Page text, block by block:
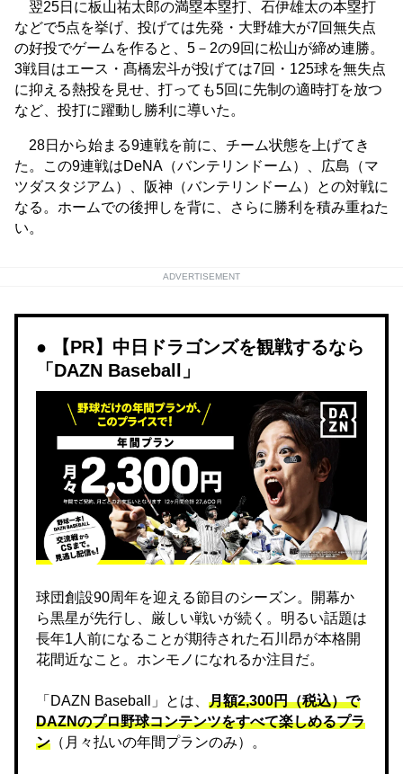
翌25日に板山祐太郎の満塁本塁打、石伊雄太の本塁打
などで5点を挙げ、投げては先発・大野雄大が7回無失点
の好投でゲームを作ると、5－2の9回に松山が締め連勝。
3戦目はエース・髙橋宏斗が投げては7回・125球を無失点
に抑える熱投を見せ、打っても5回に先制の適時打を放つ
など、投打に躍動し勝利に導いた。
28日から始まる9連戦を前に、チーム状態を上げてき
た。この9連戦はDeNA（バンテリンドーム）、広島（マ
ツダスタジアム）、阪神（バンテリンドーム）との対戦に
なる。ホームでの後押しを背に、さらに勝利を積み重ねた
い。
ADVERTISEMENT
【PR】中日ドラゴンズを観戦するなら
「DAZN Baseball」
球団創設90周年を迎える節目のシーズン。開幕か
ら黒星が先行し、厳しい戦いが続く。明るい話題は
長年1人前になることが期待された石川昂が本格開
花間近なこと。ホンモノになれるか注目だ。
「DAZN Baseball」とは、 月額2,300円（税込）で
DAZNのプロ野球コンテンツをすべて楽しめるプラ
ン （月々払いの年間プランのみ）。